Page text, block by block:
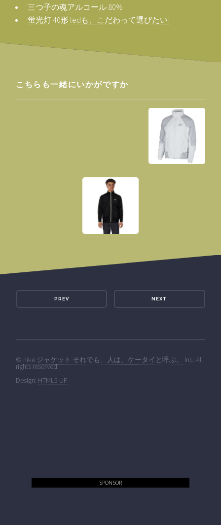
三つ子の魂アルコール 80%
蛍光灯 40形 ledも、こだわって選びたい!
こちらも一緒にいかがですか
PREV NEXT
© nike ジャケット それでも、人は、ケータイと呼ぶ。 Inc. All
rights reserved.
Design: HTML5 UP
SPONSOR